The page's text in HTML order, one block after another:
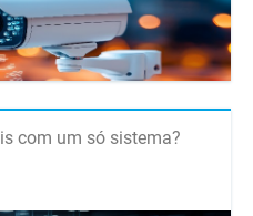
com um só sistema?